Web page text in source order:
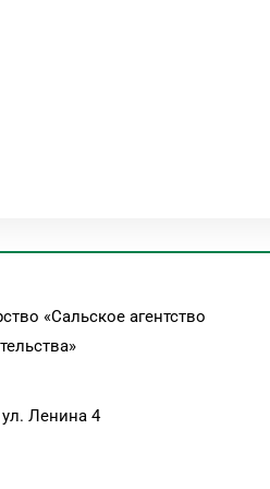
«Сальское агентство
ул. Ленина 4